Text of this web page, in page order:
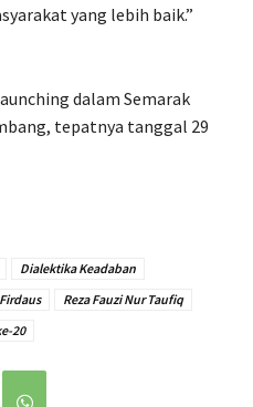
yang lebih baik.”
dalam Semarak
tepatnya tanggal 29
Dialektika Keadaban
Reza Fauzi Nur Taufiq
20